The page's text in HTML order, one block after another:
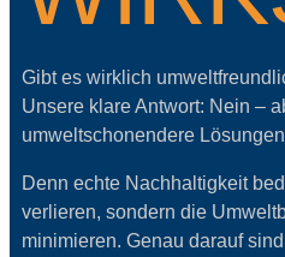
Gibt es wirklich
Unsere klare Antwort: Nein –
umweltschonendere
Denn echte Nachhaltigkeit
verlieren, sondern die
minimieren. Genau darauf